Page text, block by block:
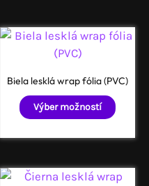
Biela lesklá wrap fólia (PVC)
Výber možností